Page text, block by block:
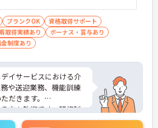
ブランクOK
資格取得サポート
取得実績あり
ボーナス・賞与あり
制度あり
イサービスにおける介
や送迎業務、機能訓練
だきます。
方も歓迎です。研修制
務いただけます。